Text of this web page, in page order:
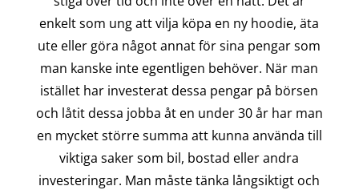
enkelt som ung att vilja köpa en ny hoodie, äta
ute eller göra något annat för sina pengar som
man kanske inte egentligen behöver. När man
istället har investerat dessa pengar på börsen
och låtit dessa jobba åt en under 30 år har man
en mycket större summa att kunna använda till
viktiga saker som bil, bostad eller andra
investeringar. Man måste tänka långsiktigt och